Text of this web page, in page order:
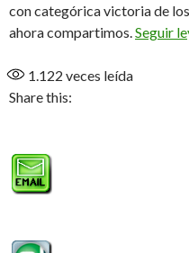
con categórica victoria de
ahora compartimos. Seguir
1.122 veces leída
Share this: